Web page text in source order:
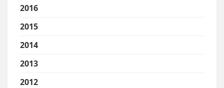
2016
2015
2014
2013
2012